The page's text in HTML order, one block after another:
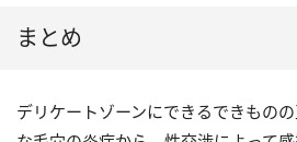
まとめ
デリケートゾーンにできるできもの